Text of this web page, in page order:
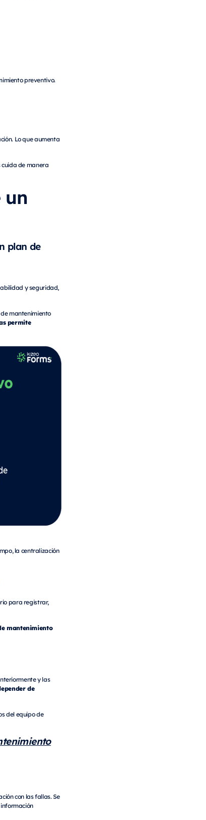
preventivo.
Lo que aumenta
cuida de manera
plan de
y seguridad,
mantenimiento
permite
la centralización
para registrar,
mantenimiento
y las
de
del equipo de
con las fallas. Se